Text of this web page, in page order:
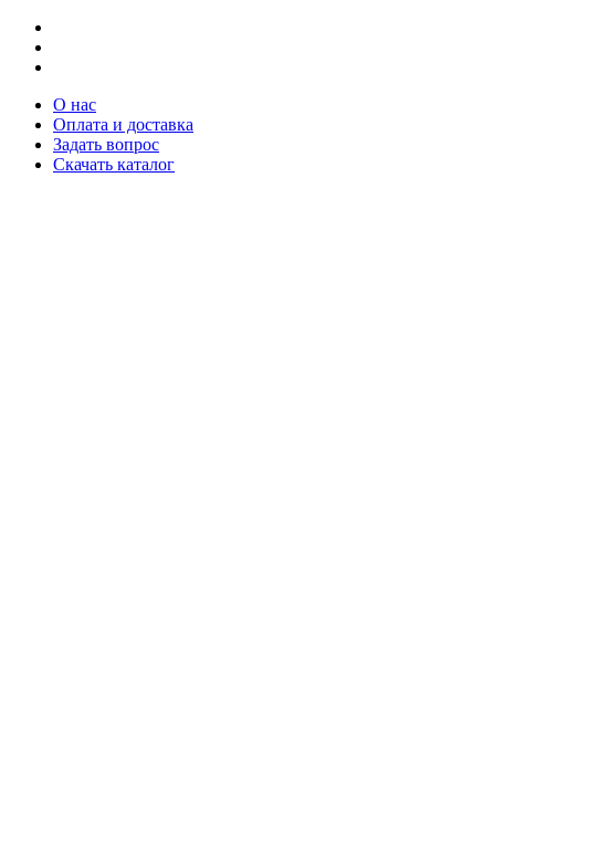
О нас
Оплата и доставка
Задать вопрос
Скачать каталог